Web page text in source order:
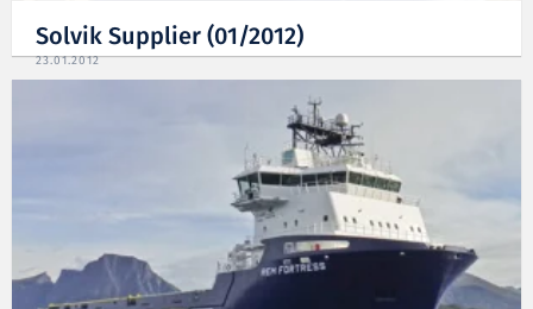
Solvik Supplier (01/2012)
23.01.2012